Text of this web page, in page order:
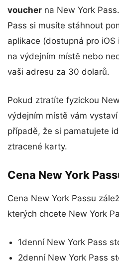
voucher na New York
Pass si musíte stáhnout
aplikace (dostupná pro
na výdejním místě nebo
vaši adresu za 30 dolarů.
Pokud ztratíte fyzickou
výdejním místě vám
případě, že si pamatujete
ztracené karty.
Cena New York
Cena New York Passu
kterých chcete New York
1denní New York Pass
2denní New York Pass